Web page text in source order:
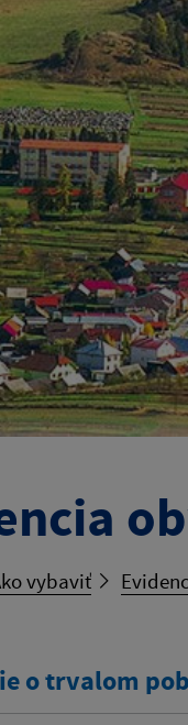
vybaviť
o trvalom